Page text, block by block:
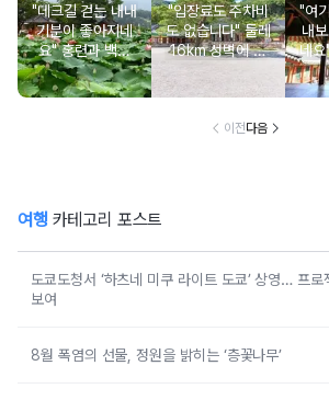
"데크길 걷는 내내
기분이 좋아지네
요" 홍련과 백련
연꽃이 가득한 입
장료 무료 여행지
"입장료도 주차비
도 없습니다" 둘레
16km 성벽에 쌓
포 명소
"여
내
네요
직
이전다음
여행 카테고리 포스트
도쿄도청서 ‘하츠네 미쿠 라이트 도쿄’ 상영… 프
보여
8월 폭염의 선물, 정원을 밝히는 ‘층꽃나무’